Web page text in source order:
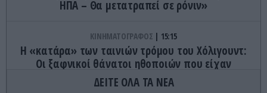
ΗΠΑ – Θα μετατραπεί σε ρόνιν»
ΚΙΝΗΜΑΤΟΓΡΑΦΟΣ 15:15
Η «κατάρα» των ταινιών τρόμου του Χόλιγουντ:
Oι ξαφνικοί θάνατοι ηθοποιών που είχαν
γνωστούς ρόλους
ΔΕΙΤΕ ΟΛΑ ΤΑ ΝΕΑ